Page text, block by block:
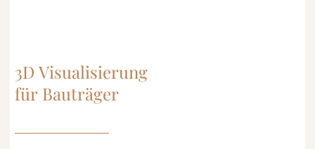
3D Visualisierung
für Bauträger